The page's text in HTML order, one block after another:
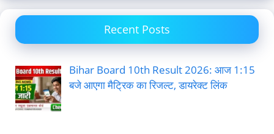
Recent Posts
Bihar Board 10th Result 2026: आज 1:15
बजे आएगा मैट्रिक का रिजल्ट, डायरेक्ट लिंक